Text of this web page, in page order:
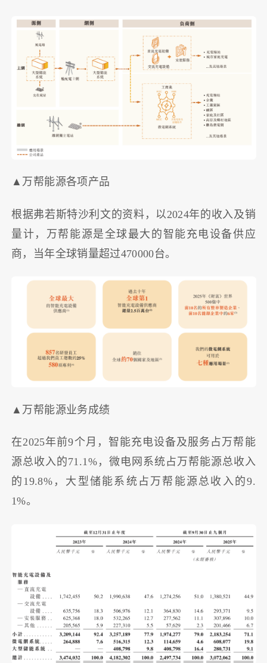
▲万帮能源各项产品
根据弗若斯特沙利文的资料，以2024年的收入及销
量计，万帮能源是全球最大的智能充电设备供应
商，当年全球销量超过470000台。
▲万帮能源业务成绩
在2025年前9个月，智能充电设备及服务占万帮能
源总收入的71.1%，微电网系统占万帮能源总收入
的19.8%，大型储能系统占万帮能源总收入的9.
1%。